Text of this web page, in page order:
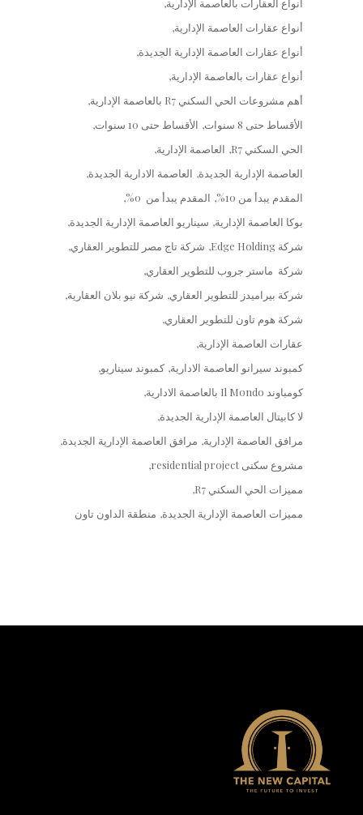
أنواع عقارات العاصمة الإدارية
أنواع عقارات العاصمة الإدارية الجديدة
أنواع عقارات بالعاصمة الإدارية
أهم مشروعات الحي السكني R7 بالعاصمة الإدارية
الأقساط حتى 8 سنوات
الأقساط حتى 10 سنوات
الحي السكني R7
العاصمة الإدارية
العاصمة الإدارية الجديدة العاصمة الادارية الجديدة
المقدم يبدأ من 10%
المقدم يبدأ من 0%
بوكا العاصمة الإدارية سيناريو العاصمة الإدارية الجديدة
شركة Edge Holding
شركة تاج مصر للتطوير العقاري
شركة ماستر جروب للتطوير العقاري
شركة بيراميدز للتطوير العقاري شركة نيو بلان العقارية
شركة هوم تاون للتطوير العقاري
عقارات العاصمة الإدارية
كمبوند سيرانو العاصمة الادارية كمبوند سيناريو
كومباوند Il Mondo بالعاصمة الادارية
لا كابيتال العاصمة الإدارية الجديدة
مرافق العاصمة الإدارية مرافق العاصمة الإدارية الجديدة
مشروع سكنى residential project
مميزات الحي السكني R7
مميزات العاصمة الإدارية الجديدة منطقة الداون تاون